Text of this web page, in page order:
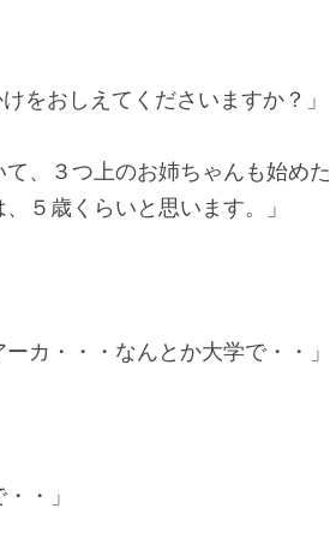
をおしえてくださいますか？」
、３つ上のお姉ちゃんも始めた
５歳くらいと思います。」
カ・・・なんとか大学で・・」
・」